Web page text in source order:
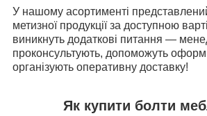
У нашому асортименті
метизної продукції за доступною
виникнуть додаткові питання —
проконсультують, допоможуть
організують оперативну доставку!
Як купити болти